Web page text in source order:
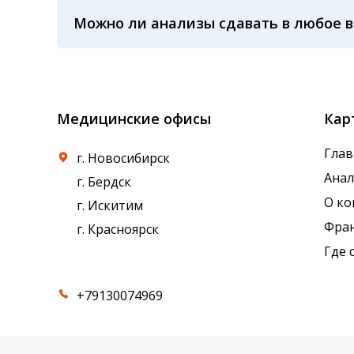
температурного режима, была ли отделена
Можно ли анализы сдавать в любое
Медицинские офисы
г. Новосибирск
г. Бердск
г. Искитим
г. Красноярск
+79130074969
О
Где